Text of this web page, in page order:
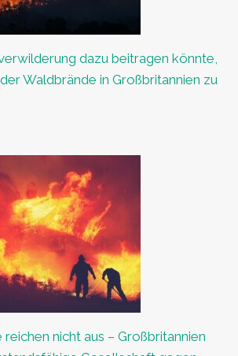
dazu beitragen könnte,
Waldbrände in Großbritannien zu
nicht aus – Großbritannien